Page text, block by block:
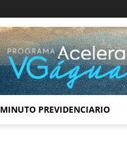
MINUTO PREVIDENCIARIO